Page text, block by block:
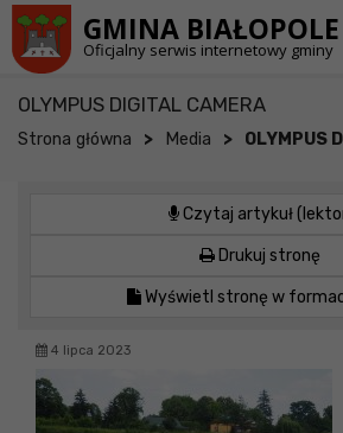
GMINA BIAŁOPOLE
Oficjalny serwis internetowy gminy
OLYMPUS DIGITAL CAMERA
Strona główna > Media > OLYMPUS
Czytaj artykuł
Drukuj stronę
Wyświetl stronę w
4 lipca 2023